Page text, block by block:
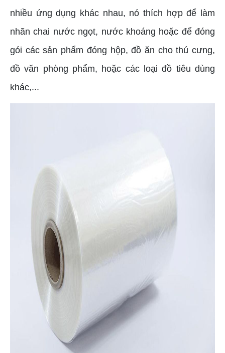
nhiều ứng dụng khác nhau, nó thích hợp để làm
nhãn chai nước ngọt, nước khoáng hoặc để đóng
gói các sản phẩm đóng hộp, đồ ăn cho thú cưng,
đồ văn phòng phẩm, hoặc các loại đồ tiêu dùng
khác,...